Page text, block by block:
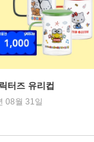
터즈 유리컵
08월 31일